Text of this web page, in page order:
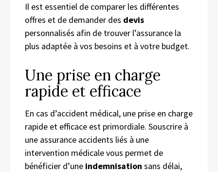
Il est essentiel de comparer les différentes
offres et de demander des devis
personnalisés afin de trouver l’assurance la
plus adaptée à vos besoins et à votre budget.
Une prise en charge
rapide et efficace
En cas d’accident médical, une prise en charge
rapide et efficace est primordiale. Souscrire à
une assurance accidents liés à une
intervention médicale vous permet de
bénéficier d’une indemnisation sans délai,